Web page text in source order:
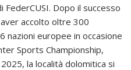
FederCUSI. Dopo il successo
accolto oltre 300
europee in occasione
Sports Championship,
la località dolomitica si